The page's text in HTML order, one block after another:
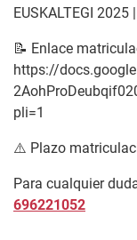
EUSKALTEGI 2025
📝 Enlace
https://
pli=1
⚠️ Plazo
Para cualquier
696221052